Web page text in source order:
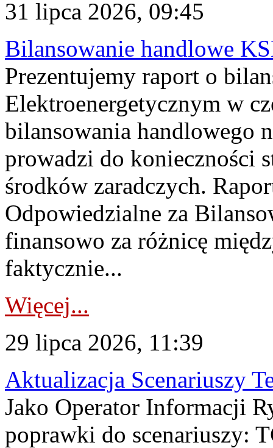
31 lipca 2026, 09:45
Bilansowanie handlowe
Prezentujemy raport o
Elektroenergetycznym w
bilansowania handlowego
prowadzi do konieczności
środków zaradczych.
Odpowiedzialne za
finansowo za różnicę
faktycznie...
Więcej...
29 lipca 2026, 11:39
Aktualizacja Scenariuszy
Jako Operator Informacji
poprawki do scenariuszy: